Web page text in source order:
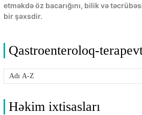
etməkdə öz bacarığını, bilik və
bir şəxsdir.
Qastroenteroloq-
Həkim ixtisasları